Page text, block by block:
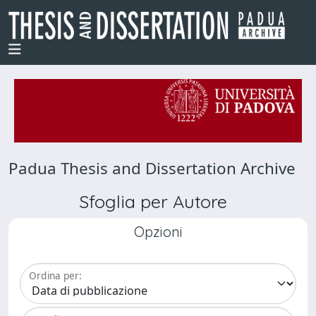
Padua Thesis and Dissertation Archive
Sfoglia per Autore
Opzioni
Ordina per: